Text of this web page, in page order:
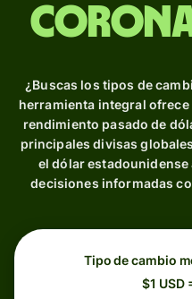
¿Buscas los tipos de
herramienta integral
rendimiento pasado de
principales divisas
el dólar
decisiones informadas
Tipo de cambio
$1 USD